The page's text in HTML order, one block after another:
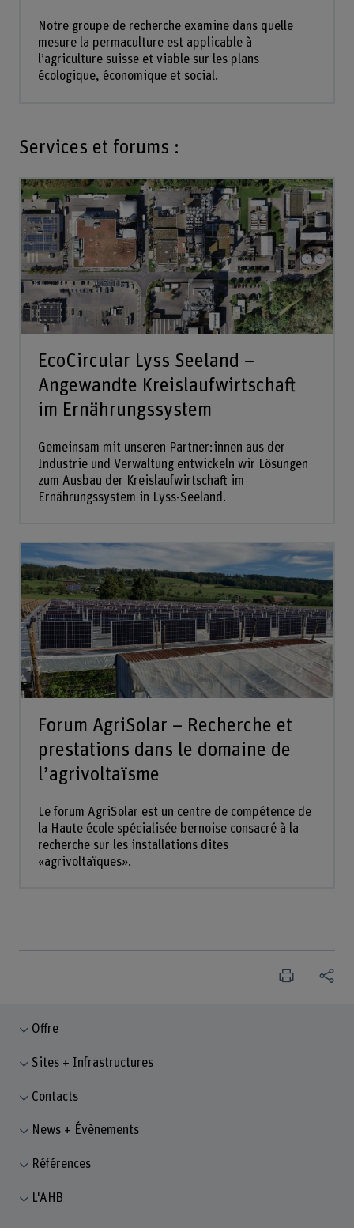
Notre groupe de recherche examine dans quelle
mesure la permaculture est applicable à
l’agriculture suisse et viable sur les plans
écologique, économique et social.
Services et forums :
EcoCircular Lyss Seeland –
Angewandte Kreislaufwirtschaft
im Ernährungssystem
Gemeinsam mit unseren Partner:innen aus der
Industrie und Verwaltung entwickeln wir Lösungen
zum Ausbau der Kreislaufwirtschaft im
Ernährungssystem in Lyss-Seeland.
Forum AgriSolar – Recherche et
prestations dans le domaine de
l’agrivoltaïsme
Le forum AgriSolar est un centre de compétence de
la Haute école spécialisée bernoise consacré à la
recherche sur les installations dites
«agrivoltaïques».
Offre
Sites + Infrastructures
Contacts
News + Évènements
Références
L'AHB